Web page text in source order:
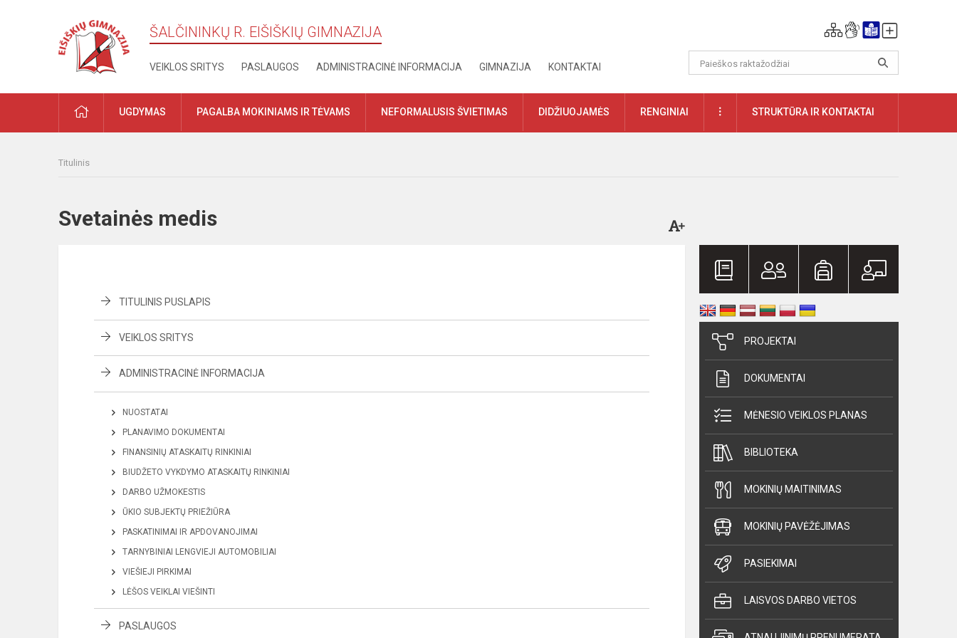
ŠALČININKŲ R. EIŠIŠKIŲ GIMNAZIJA
VEIKLOS SRITYS PASLAUGOS ADMINISTRACINĖ INFORMACIJA GIMNAZIJA KONTAKTAI
PRADŽIAUGDYMAS PAGALBA MOKINIAMS IR TĖVAMS NEFORMALUSIS ŠVIETIMAS DIDŽIUOJAMĖS RENGINIAI DAUGIAUSTRUKTŪRA IR KONTAKTAI
Titulinis
Svetainės medis
TITULINIS PUSLAPIS
VEIKLOS SRITYS
ADMINISTRACINĖ INFORMACIJA
NUOSTATAI
PLANAVIMO DOKUMENTAI
FINANSINIŲ ATASKAITŲ RINKINIAI
BIUDŽETO VYKDYMO ATASKAITŲ RINKINIAI
DARBO UŽMOKESTIS
ŪKIO SUBJEKTŲ PRIEŽIŪRA
PASKATINIMAI IR APDOVANOJIMAI
TARNYBINIAI LENGVIEJI AUTOMOBILIAI
VIEŠIEJI PIRKIMAI
LĖŠOS VEIKLAI VIEŠINTI
PASLAUGOS
PROJEKTAI
DOKUMENTAI
MĖNESIO VEIKLOS PLANAS
BIBLIOTEKA
MOKINIŲ MAITINIMAS
MOKINIŲ PAVĖŽĖJIMAS
PASIEKIMAI
LAISVOS DARBO VIETOS